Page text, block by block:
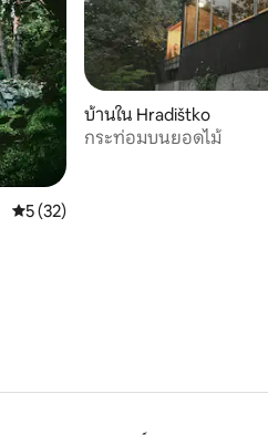
คะแนนเฉลี่ย 5 จาก 5, 32 รีวิว
5 (32)
บ้านใน Hradištko
กระท่อมบนยอดไม้